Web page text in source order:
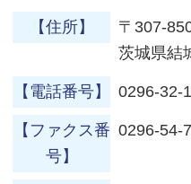
【住所】
〒307-
茨城県結
【電話番号】 0296-32-
【ファクス番
号】
0296-54-